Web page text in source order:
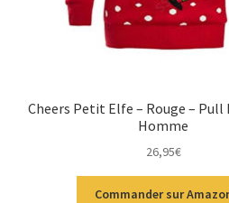
Cheers Petit Elfe – Rouge – Pull
Homme
26,95€
Commander sur